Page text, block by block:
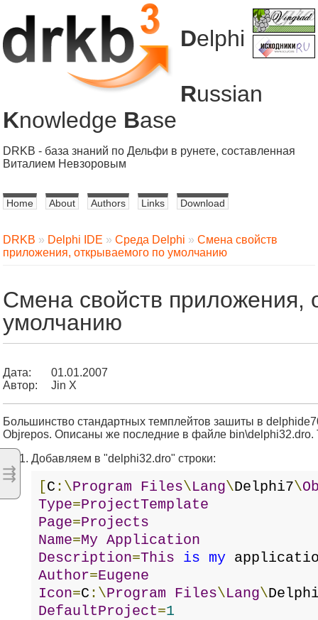
⇶
Delphi
Russian
Knowledge Base
DRKB - база знаний по Дельфи в рунете, составленная
Виталием Невзоровым
Home About Authors Links Download
DRKB » Delphi IDE » Среда Delphi » Смена свойств
приложения, открываемого по умолчанию
Смена свойств приложения,
умолчанию
Дата:
01.01.2007
Автор:
Jin X
Большинство стандартных темплейтов зашиты в
Objrepos. Описаны же последние в файле bin\delphi32.dro.
Добавляем в "delphi32.dro" строки:
[C :\Program Files\Lang\Delphi7\
Type=ProjectTemplate
Page=Projects
Name=My Application
Description=This is my
Author=Eugene
Icon=C :\Program Files\Lang\
DefaultProject=1